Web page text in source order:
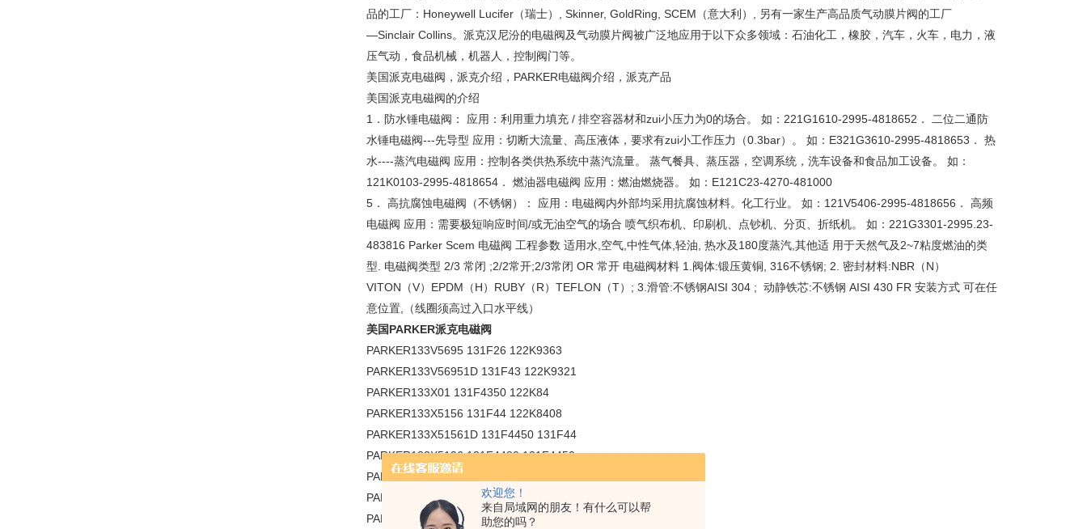
欢迎您！
来自局域网的朋友！有什么可以帮
助您的吗？
品的工厂：Honeywell Lucifer（瑞士）, Skinner, GoldRing, SCEM（意大利）, 另有一家生产高品质气动膜片阀的工厂
―Sinclair Collins。派克汉尼汾的电磁阀及气动膜片阀被广泛地应用于以下众多领域：石油化工，橡胶，汽车，火车，电力，液
压气动，食品机械，机器人，控制阀门等。
美国派克电磁阀，派克介绍，PARKER电磁阀介绍，派克产品
美国派克电磁阀的介绍
1．防水锤电磁阀： 应用：利用重力填充 / 排空容器材和zui小压力为0的场合。 如：221G1610-2995-4818652． 二位二通防
水锤电磁阀---先导型 应用：切断大流量、高压液体，要求有zui小工作压力（0.3bar）。 如：E321G3610-2995-4818653． 热
水----蒸汽电磁阀 应用：控制各类供热系统中蒸汽流量。 蒸气餐具、蒸压器，空调系统，洗车设备和食品加工设备。 如：
121K0103-2995-4818654． 燃油器电磁阀 应用：燃油燃烧器。 如：E121C23-4270-481000
5． 高抗腐蚀电磁阀（不锈钢）： 应用：电磁阀内外部均采用抗腐蚀材料。化工行业。 如：121V5406-2995-4818656． 高频
电磁阀 应用：需要极短响应时间/或无油空气的场合 喷气织布机、印刷机、点钞机、分页、折纸机。 如：221G3301-2995.23-
483816 Parker Scem 电磁阀 工程参数 适用水,空气,中性气体,轻油, 热水及180度蒸汽,其他适 用于天然气及2~7粘度燃油的类
型. 电磁阀类型 2/3 常闭 ;2/2常开;2/3常闭 OR 常开 电磁阀材料 1.阀体:锻压黄铜, 316不锈钢; 2. 密封材料:NBR（N）
VITON（V）EPDM（H）RUBY（R）TEFLON（T）; 3.滑管:不锈钢AISI 304 ; 动静铁芯:不锈钢 AISI 430 FR 安装方式 可在任
意位置,（线圈须高过入口水平线）
美国PARKER派克电磁阀
PARKER133V5695 131F26 122K9363
PARKER133V56951D 131F43 122K9321
PARKER133X01 131F4350 122K84
PARKER133X5156 131F44 122K8408
PARKER133X51561D 131F4450 131F44
PARKER133X5196 131F4480 131F4450
PARKER133X51961D 131F4490 131F46
PARKER133X5296 131F46 131F4650
PARKER133X52961D 131F4650 131F43